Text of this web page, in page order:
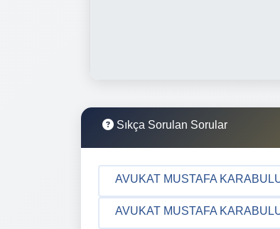
Sıkça Sorulan Sorular
AVUKAT MUSTAFA
AVUKAT MUSTAFA